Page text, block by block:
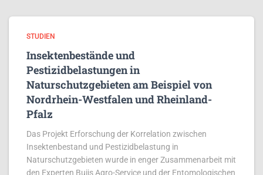
STUDIEN
Insektenbestände und
Pestizidbelastungen in
Naturschutzgebieten am Beispiel von
Nordrhein-Westfalen und Rheinland-
Pfalz
Das Projekt Erforschung der Korrelation zwischen
Insektenbestand und Pestizidbelastung in
Naturschutzgebieten wurde in enger Zusammenarbeit mit
den Experten Buijs Agro-Service und der Entomologischen